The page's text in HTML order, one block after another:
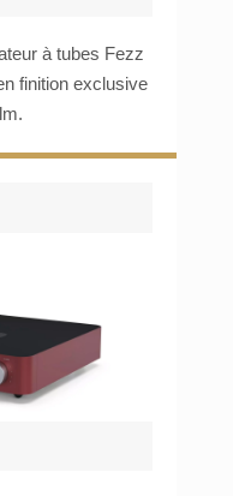
à tubes Fezz
finition exclusive